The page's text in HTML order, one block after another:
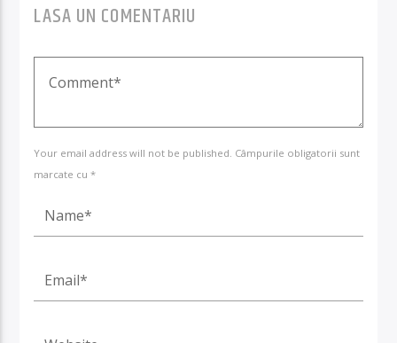
LASA UN COMENTARIU
Your email address will not be published. Câmpurile obligatorii sunt
marcate cu *